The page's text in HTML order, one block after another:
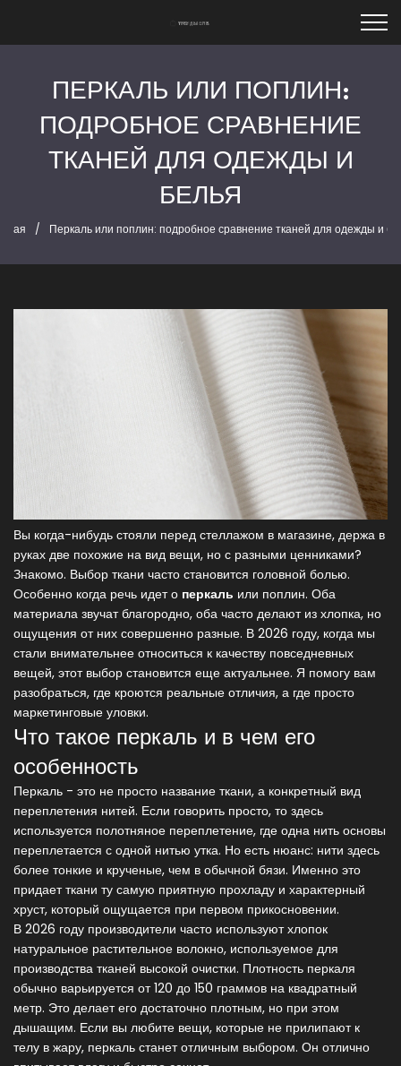
ПЕРКАЛЬ ИЛИ ПОПЛИН:
ПОДРОБНОЕ СРАВНЕНИЕ
ТКАНЕЙ ДЛЯ ОДЕЖДЫ И
БЕЛЬЯ
Перкаль или поплин: подробное сравнение тканей для одежды и
Вы когда-нибудь стояли перед стеллажом в магазине, держа в
руках две похожие на вид вещи, но с разными ценниками?
Знакомо. Выбор ткани часто становится головной болью.
Особенно когда речь идет о перкаль или поплин. Оба
материала звучат благородно, оба часто делают из хлопка, но
ощущения от них совершенно разные. В 2026 году, когда мы
стали внимательнее относиться к качеству повседневных
вещей, этот выбор становится еще актуальнее. Я помогу вам
разобраться, где кроются реальные отличия, а где просто
маркетинговые уловки.
Что такое перкаль и в чем его
особенность
Перкаль - это не просто название ткани, а конкретный вид
переплетения нитей. Если говорить просто, то здесь
используется полотняное переплетение, где одна нить основы
переплетается с одной нитью утка. Но есть нюанс: нити здесь
более тонкие и крученые, чем в обычной бязи. Именно это
придает ткани ту самую приятную прохладу и характерный
хруст, который ощущается при первом прикосновении.
В 2026 году производители часто используютхлопок
натуральное растительное волокно, используемое для
производства тканей высокой очистки. Плотность перкаля
обычно варьируется от 120 до 150 граммов на квадратный
метр. Это делает его достаточно плотным, но при этом
дышащим. Если вы любите вещи, которые не прилипают к
телу в жару, перкаль станет отличным выбором. Он отлично